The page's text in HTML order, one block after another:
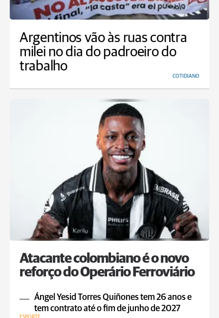
Argentinos vão às ruas contra
milei no dia do padroeiro do
trabalho
COTIDIANO
Atacante colombiano é o novo
reforço do Operário Ferroviário
Ángel Yesid Torres Quiñones tem 26 anos e
tem contrato até o fim de junho de 2027
ESPORTE